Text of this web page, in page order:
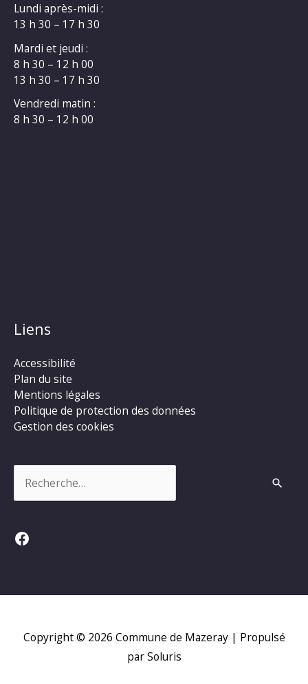
Lundi après-midi :
13 h 30 – 17 h 30
Mardi et jeudi :
8 h 30 – 12 h 00
13 h 30 – 17 h 30
Vendredi matin :
8 h 30 – 12 h 00
Liens
Accessibilité
Plan du site
Mentions légales
Politique de protection des données
Gestion des cookies
Facebook
Copyright © 2026 Commune de Mazeray| Propulsé
par Soluris